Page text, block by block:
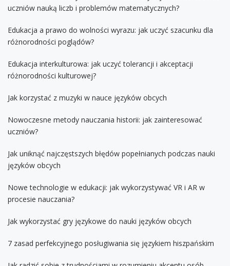
uczniów nauką liczb i problemów matematycznych?
Edukacja a prawo do wolności wyrazu: jak uczyć szacunku dla
różnorodności poglądów?
Edukacja interkulturowa: jak uczyć tolerancji i akceptacji
różnorodności kulturowej?
Jak korzystać z muzyki w nauce języków obcych
Nowoczesne metody nauczania historii: jak zainteresować
uczniów?
Jak uniknąć najczęstszych błędów popełnianych podczas nauki
języków obcych
Nowe technologie w edukacji: jak wykorzystywać VR i AR w
procesie nauczania?
Jak wykorzystać gry językowe do nauki języków obcych
7 zasad perfekcyjnego posługiwania się językiem hiszpańskim